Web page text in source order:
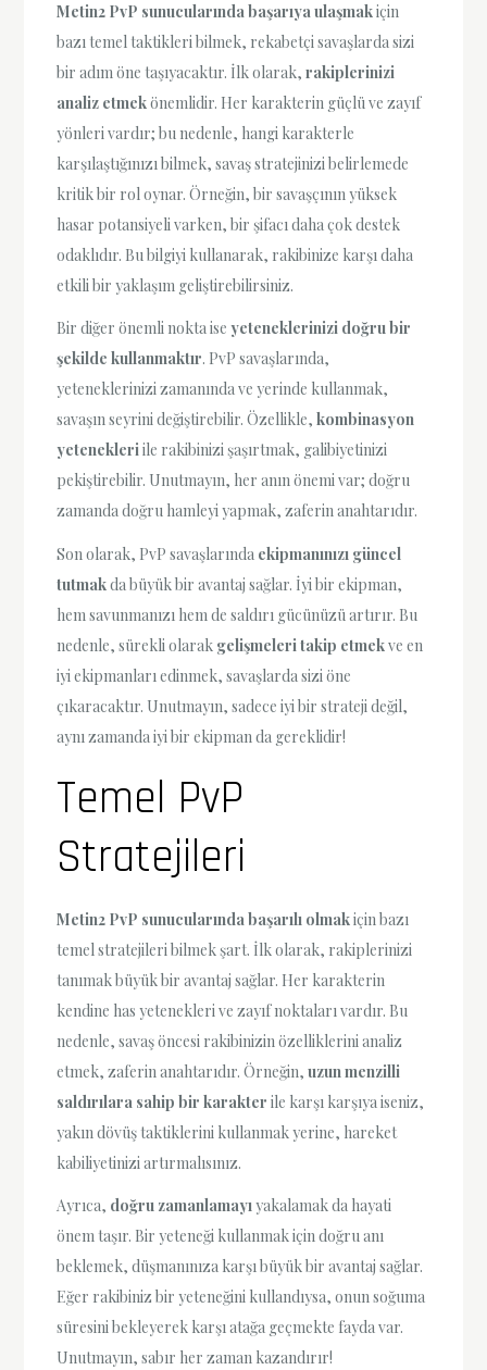
Metin2 PvP sunucularında başarıya ulaşmakiçin
bazı temel taktikleri bilmek, rekabetçi savaşlarda sizi
bir adım öne taşıyacaktır. İlk olarak,rakiplerinizi
analiz etmekönemlidir. Her karakterin güçlü ve zayıf
yönleri vardır; bu nedenle, hangi karakterle
karşılaştığınızı bilmek, savaş stratejinizi belirlemede
kritik bir rol oynar. Örneğin, bir savaşçının yüksek
hasar potansiyeli varken, bir şifacı daha çok destek
odaklıdır. Bu bilgiyi kullanarak, rakibinize karşı daha
etkili bir yaklaşım geliştirebilirsiniz.
Bir diğer önemli nokta iseyeteneklerinizi doğru bir
şekilde kullanmaktır. PvP savaşlarında,
yeteneklerinizi zamanında ve yerinde kullanmak,
savaşın seyrini değiştirebilir. Özellikle,kombinasyon
yetenekleriile rakibinizi şaşırtmak, galibiyetinizi
pekiştirebilir. Unutmayın, her anın önemi var; doğru
zamanda doğru hamleyi yapmak, zaferin anahtarıdır.
Son olarak, PvP savaşlarında ekipmanınızı güncel
tutmakda büyük bir avantaj sağlar. İyi bir ekipman,
hem savunmanızı hem de saldırı gücünüzü artırır. Bu
nedenle, sürekli olarak gelişmeleri takip etmekve en
iyi ekipmanları edinmek, savaşlarda sizi öne
çıkaracaktır. Unutmayın, sadece iyi bir strateji değil,
aynı zamanda iyi bir ekipman da gereklidir!
Temel PvP
Stratejileri
Metin2 PvP sunucularında başarılı olmakiçin bazı
temel stratejileri bilmek şart. İlk olarak, rakiplerinizi
tanımak büyük bir avantaj sağlar. Her karakterin
kendine has yetenekleri ve zayıf noktaları vardır. Bu
nedenle, savaş öncesi rakibinizin özelliklerini analiz
etmek, zaferin anahtarıdır. Örneğin,uzun menzilli
saldırılara sahip bir karakter ile karşı karşıya iseniz,
yakın dövüş taktiklerini kullanmak yerine, hareket
kabiliyetinizi artırmalısınız.
Ayrıca, doğru zamanlamayı yakalamak da hayati
önem taşır. Bir yeteneği kullanmak için doğru anı
beklemek, düşmanınıza karşı büyük bir avantaj sağlar.
Eğer rakibiniz bir yeteneğini kullandıysa, onun soğuma
süresini bekleyerek karşı atağa geçmekte fayda var.
Unutmayın, sabır her zaman kazandırır!